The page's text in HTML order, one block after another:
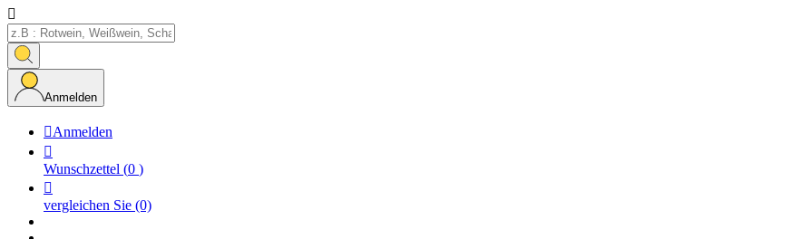

Anmelden
Anmelden

Wunschzettel (0 )

vergleichen Sie (0)